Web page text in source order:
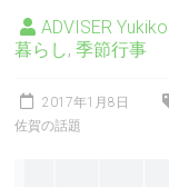
ADVISER
暮らし,季節行事
2017年1月8日
佐賀の話題